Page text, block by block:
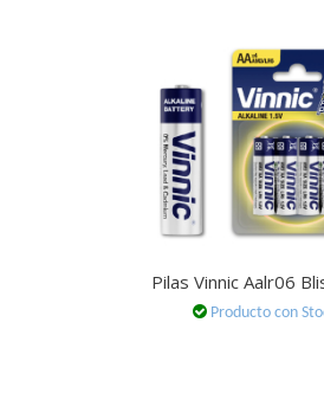
Pilas Vinnic Aalr06
Producto con